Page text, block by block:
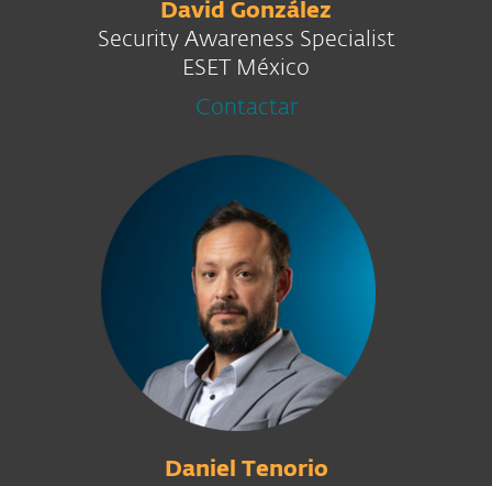
David González
Security Awareness Specialist
ESET México
Contactar
Daniel Tenorio